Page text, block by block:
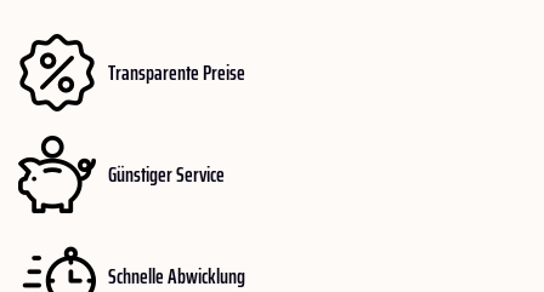
Transparente Preise
Günstiger Service
Schnelle Abwicklung